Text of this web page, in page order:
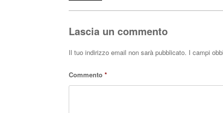
ok
Lascia un commento
Il tuo indirizzo email non sarà pubblicato. I campi
Commento *